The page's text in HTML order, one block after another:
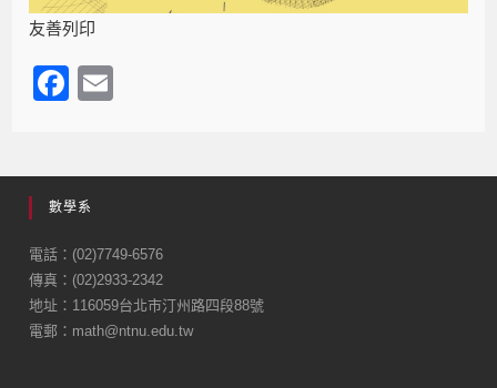
友善列印
F
e
b
o
o
k
數學系
電話：(02)7749-6576
傳真：(02)2933-2342
地址：116059台北市汀州路四段88號
電郵：math@ntnu.edu.tw